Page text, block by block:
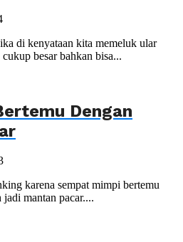
di kenyataan kita memeluk ular
besar bahkan bisa...
Dengan
karena sempat mimpi bertemu
jadi mantan pacar....